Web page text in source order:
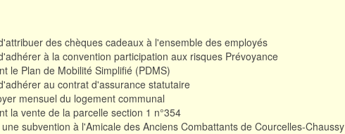
des chèques cadeaux à l'ensemble des employés
à la convention participation aux risques Prévoyance
le Plan de Mobilité Simplifié (PDMS)
au contrat d'assurance statutaire
mensuel du logement communal
la vente de la parcelle section 1 n°354
subvention à l'Amicale des Anciens Combattants de Courcelles-Chaussy